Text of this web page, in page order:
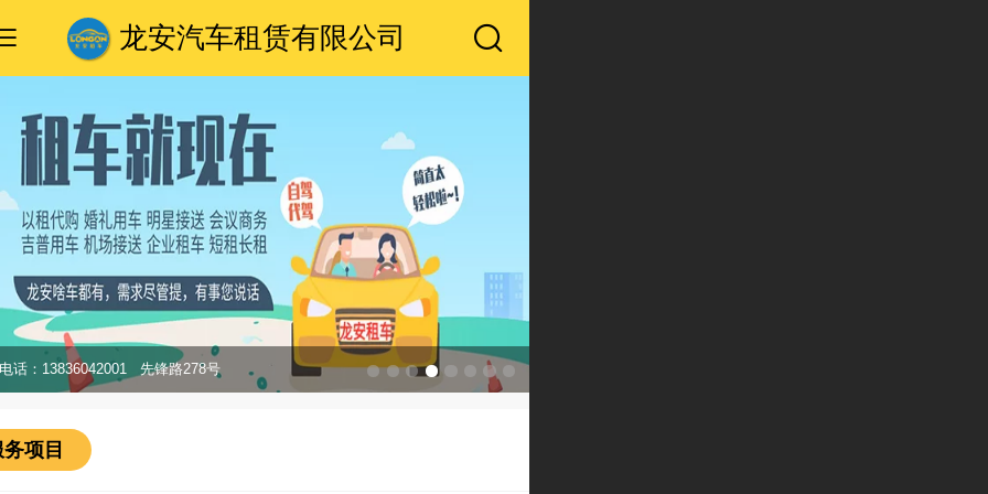
龙安汽车租赁有限公司
话：13836042001 先锋路278号
项目